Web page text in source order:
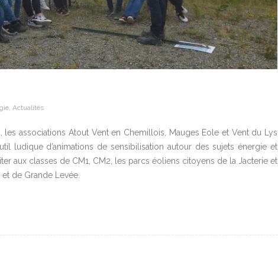
Actualités
associations Atout Vent en Chemillois, Mauges Eole et Vent du Lys
ludique d’animations de sensibilisation autour des sujets énergie et
aux classes de CM1, CM2, les parcs éoliens citoyens de la Jacterie et
de Grande Levée.